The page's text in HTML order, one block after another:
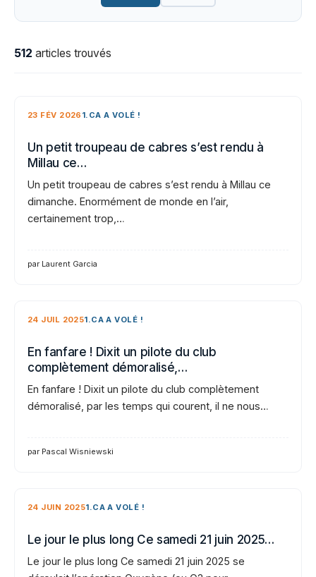
512 articles trouvés
23 FÉV 2026 1.CA A VOLÉ !
Un petit troupeau de cabres s’est rendu à
Millau ce…
Un petit troupeau de cabres s’est rendu à Millau ce
dimanche. Enormément de monde en l’air,
certainement trop,…
par Laurent Garcia
24 JUIL 20251.CA A VOLÉ !
En fanfare ! Dixit un pilote du club
complètement démoralisé,…
En fanfare ! Dixit un pilote du club complètement
démoralisé, par les temps qui courent, il ne nous…
par Pascal Wisniewski
24 JUIN 20251.CA A VOLÉ !
Le jour le plus long Ce samedi 21 juin 2025…
Le jour le plus long Ce samedi 21 juin 2025 se